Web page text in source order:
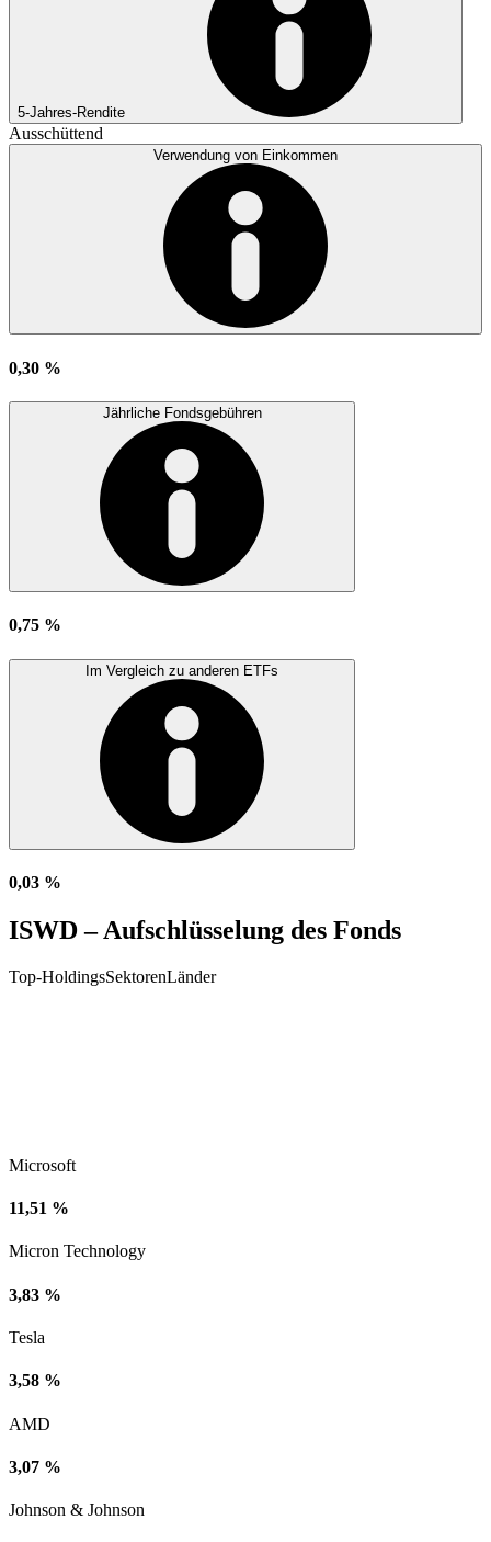
5-Jahres-Rendite
Ausschüttend
Verwendung von Einkommen
0,30 %
Jährliche Fondsgebühren
0,75 %
Im Vergleich zu anderen ETFs
0,03 %
ISWD – Aufschlüsselung des Fonds
Top-HoldingsSektorenLänder
Microsoft
11,51 %
Micron Technology
3,83 %
Tesla
3,58 %
AMD
3,07 %
Johnson & Johnson